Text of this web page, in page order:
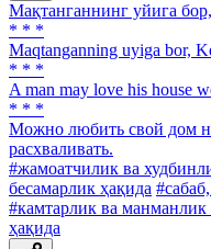
Мақтанганнинг уйига
* * *
Maqtanganning uyiga bor,
* * *
A man may love his house
* * *
Можно любить свой дом
расхваливать.
#жамоатчилик ва
бесамарлик ҳақида
#камтарлик ва манманлик
ҳақида